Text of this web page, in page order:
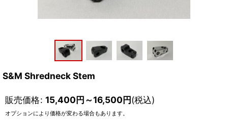
S&M Shredneck Stem
販売価格: 15,400円～16,500円(税込)
オプションにより価格が変わる場合もあります。